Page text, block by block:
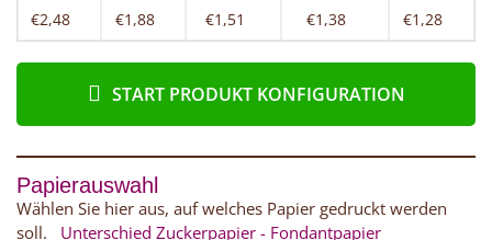
€2,48
€1,88 €1,51 €1,38 €1,28
START PRODUKT KONFIGURATION
Papierauswahl
Wählen Sie hier aus, auf welches Papier gedruckt werden
soll. Unterschied Zuckerpapier - Fondantpapier